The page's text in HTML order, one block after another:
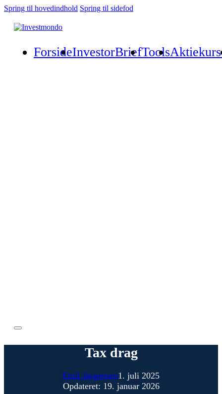
Spring til hovedindhold Spring til sidefod
ForsideInvestorBriefTools
Tax drag
Emil Jørgensen1. juli 2025
Opdateret: 19. januar 2026